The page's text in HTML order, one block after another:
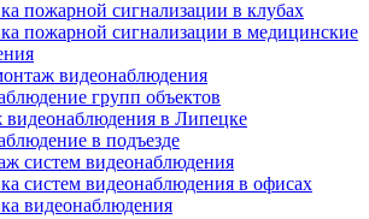
пожарной сигнализации в клубах
пожарной сигнализации в медицинские
видеонаблюдения
групп объектов
в Липецке
в подъезде
систем видеонаблюдения
систем видеонаблюдения в офисах
видеонаблюдения